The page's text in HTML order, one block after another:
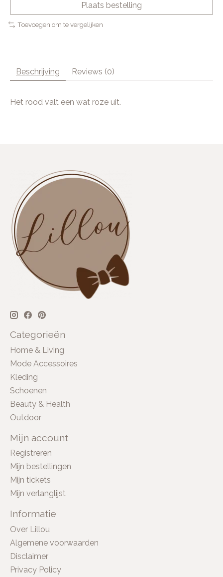
Plaats bestelling
Toevoegen om te vergelijken
Beschrijving Reviews (0)
Het rood valt een wat roze uit.
Categorieën
Home & Living
Mode Accessoires
Kleding
Schoenen
Beauty & Health
Outdoor
Mijn account
Registreren
Mijn bestellingen
Mijn tickets
Mijn verlanglijst
Informatie
Over Lillou
Algemene voorwaarden
Disclaimer
Privacy Policy